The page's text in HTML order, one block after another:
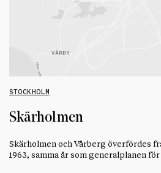
STOCKHOLM
Skärholmen
Skärholmen och Vårberg överfördes
1963, samma år som generalplanen